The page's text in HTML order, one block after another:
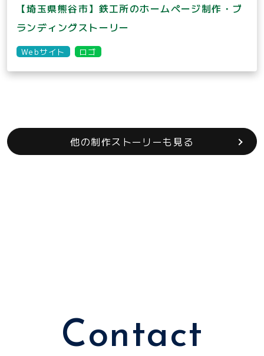
【埼玉県熊谷市】鉄工所のホームページ制作・ブ
ランディングストーリー
Webサイト ロゴ
他の制作ストーリーも見る
Contact